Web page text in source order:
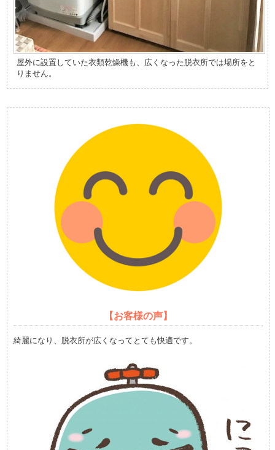
屋外に設置していた衣類乾燥機も、広くなった脱衣所では場所をと
りません。
【お客様の声】
綺麗になり、脱衣所が広くなってとても快適です。